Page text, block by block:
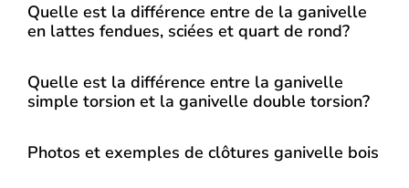
Quelle est la différence entre de la ganivelle
en lattes fendues, sciées et quart de rond?
Quelle est la différence entre la ganivelle
simple torsion et la ganivelle double torsion?
Photos et exemples de clôtures ganivelle bois